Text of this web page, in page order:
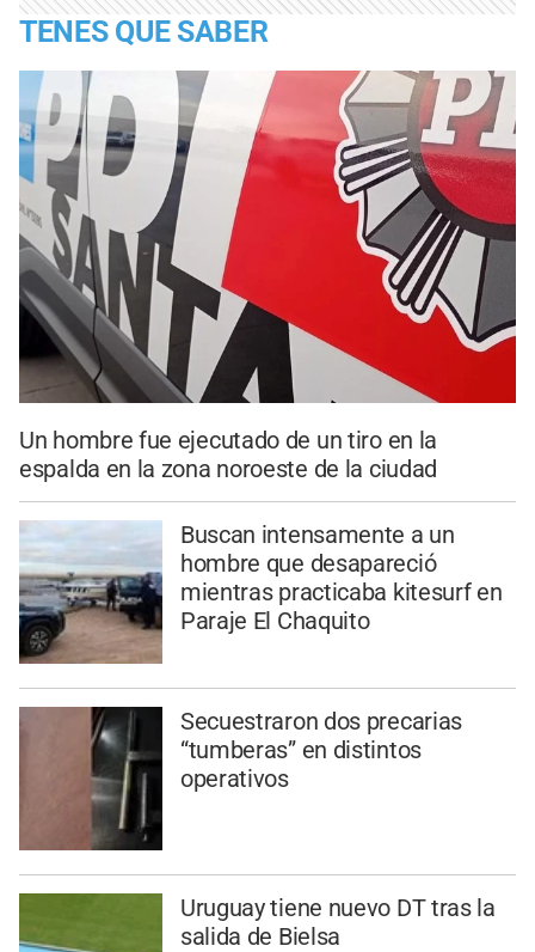
TENES QUE SABER
Un hombre fue ejecutado de un tiro en la
espalda en la zona noroeste de la ciudad
Buscan intensamente a un
hombre que desapareció
mientras practicaba kitesurf en
Paraje El Chaquito
Secuestraron dos precarias
“tumberas” en distintos
operativos
Uruguay tiene nuevo DT tras la
salida de Bielsa